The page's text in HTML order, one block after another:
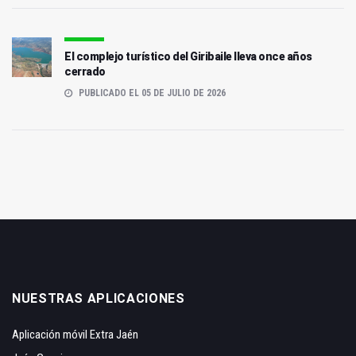
El complejo turístico del Giribaile lleva once años
cerrado
PUBLICADO EL 05 DE JULIO DE 2026
NUESTRAS APLICACIONES
Aplicación móvil Extra Jaén